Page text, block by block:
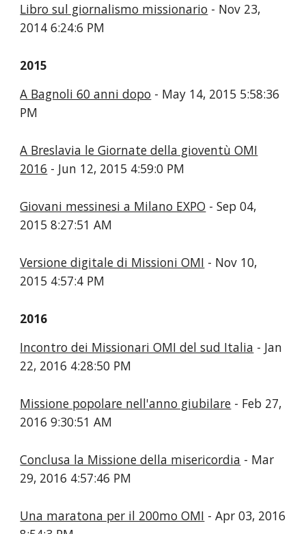
Libro sul giornalismo missionario - Nov 23,
2014 6:24:6 PM
2015
A Bagnoli 60 anni dopo - May 14, 2015 5:58:36
PM
A Breslavia le Giornate della gioventù OMI
2016 - Jun 12, 2015 4:59:0 PM
Giovani messinesi a Milano EXPO - Sep 04,
2015 8:27:51 AM
Versione digitale di Missioni OMI - Nov 10,
2015 4:57:4 PM
2016
Incontro dei Missionari OMI del sud Italia - Jan
22, 2016 4:28:50 PM
Missione popolare nell'anno giubilare - Feb 27,
2016 9:30:51 AM
Conclusa la Missione della misericordia - Mar
29, 2016 4:57:46 PM
Una maratona per il 200mo OMI - Apr 03, 2016